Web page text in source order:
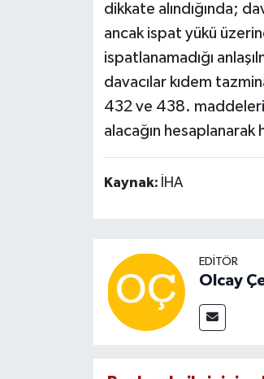
dikkate alındığında;
ancak ispat yükü
ispatlanamadığı
davacılar kıdem
432 ve 438. maddeleri
alacağın hesaplanarak
Kaynak: İHA
EDITÖR
Olcay